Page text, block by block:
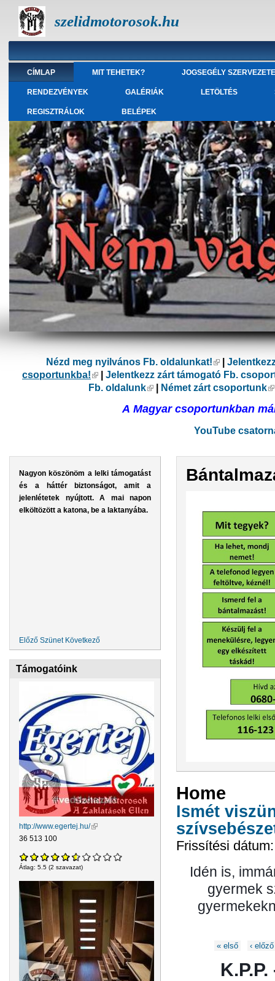
szelidmotorosok.hu
CÍMLAP MIT TEHETEK? JOGSEGÉLY
RENDEZVÉNYEK GALÉRIÁK LETÖLTÉS
REGISZTRÁLOK BELÉPEK
Nézd meg nyilvános Fb. oldalunkat!(külső
csoportunkba!(külső hivatkozás)
Jelentkezz zárt támogató Fb.
Fb. oldalunk(külső hivatkozás)
Német zárt csoportunk
A Magyar csoportunkban
YouTube
Nagyon köszönöm a lelki támogatást
és a háttér biztonságot, amit a
jelenlétetek nyújtott. A mai napon
elköltözött a katona, be a laktanyába.
Előző Szünet Következő
Támogatóink
http://www.egertej.hu/(külső hivatkozás)
36 513 100
Átlag: 5.5 (2 szavazat)
Home
Ismét
Frissítési
Idén is,
gyermek
Oldalak« első ‹ előző